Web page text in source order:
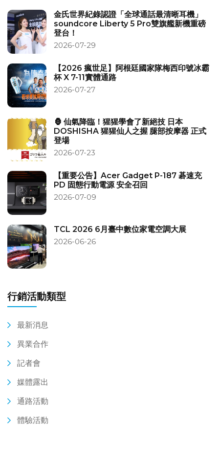
金氏世界紀錄認證「全球通話最清晰耳機」
soundcore Liberty 5 Pro雙旗艦新機重磅
登台！
2026-07-29
【2026 瘋世足】阿根廷國家隊梅西印號冰霸
杯 X 7-11實體通路
2026-07-27
🦍 仙氣降臨！猩猩學會了新絕技 日本
DOSHISHA 猩猩仙人之握 腿部按摩器 正式
登場
2026-07-23
【重要公告】Acer Gadget P-187 碁速充
PD 固態行動電源 安全召回
2026-07-09
TCL 2026 6月臺中數位家電空調大展
2026-06-26
行銷活動類型
最新消息
異業合作
記者會
媒體露出
通路活動
體驗活動